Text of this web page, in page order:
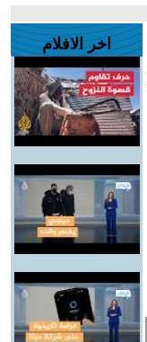
اخر الافلام